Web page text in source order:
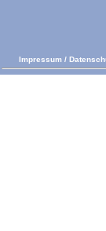
Impressum /